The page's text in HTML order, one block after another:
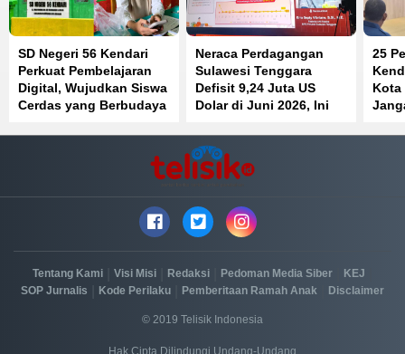
SD Negeri 56 Kendari
Perkuat Pembelajaran
Digital, Wujudkan Siswa
Cerdas yang Berbudaya
Neraca Perdagangan
Sulawesi Tenggara
Defisit 9,24 Juta US
Dolar di Juni 2026, Ini
25
Kota
Tentang Kami Visi Misi Redaksi Pedoman Media Siber KEJ
SOP Jurnalis Kode Perilaku Pemberitaan Ramah Anak Disclaimer
© 2019 Telisik Indonesia
Hak Cipta Dilindungi Undang-Undang